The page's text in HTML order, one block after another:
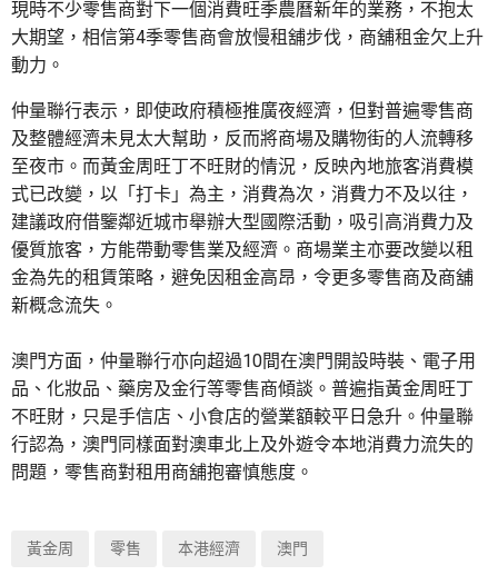
現時不少零售商對下一個消費旺季農曆新年的業務，不抱太
大期望，相信第4季零售商會放慢租舖步伐，商舖租金欠上升
動力。
仲量聯行表示，即使政府積極推廣夜經濟，但對普遍零售商
及整體經濟未見太大幫助，反而將商場及購物街的人流轉移
至夜市。而黃金周旺丁不旺財的情況，反映內地旅客消費模
式已改變，以「打卡」為主，消費為次，消費力不及以往，
建議政府借鑒鄰近城市舉辦大型國際活動，吸引高消費力及
優質旅客，方能帶動零售業及經濟。商場業主亦要改變以租
金為先的租賃策略，避免因租金高昂，令更多零售商及商舖
新概念流失。
澳門方面，仲量聯行亦向超過10間在澳門開設時裝、電子用
品、化妝品、藥房及金行等零售商傾談。普遍指黃金周旺丁
不旺財，只是手信店、小食店的營業額較平日急升。仲量聯
行認為，澳門同樣面對澳車北上及外遊令本地消費力流失的
問題，零售商對租用商舖抱審慎態度。
黃金周 零售 本港經濟 澳門